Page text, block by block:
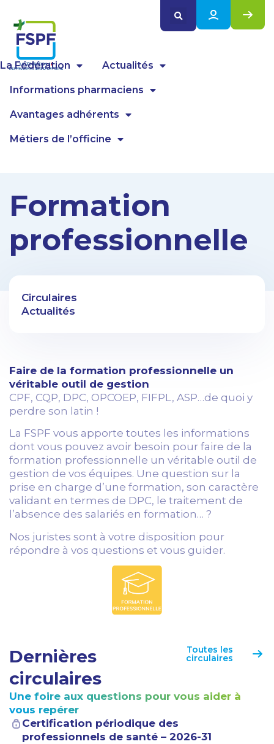
La Fédération Actualités
Informations pharmaciens
Avantages adhérents
Métiers de l’officine
Formation
professionnelle
Circulaires
Actualités
Faire de la formation professionnelle un
véritable outil de gestion
CPF, CQP, DPC, OPCOEP, FIFPL, ASP…de quoi y
perdre son latin !
La FSPF vous apporte toutes les informations
dont vous pouvez avoir besoin pour faire de la
formation professionnelle un véritable outil de
gestion de vos équipes. Une question sur la
prise en charge d’une formation, son caractère
validant en termes de DPC, le traitement de
l’absence des salariés en formation… ?
Nos juristes sont à votre disposition pour
répondre à vos questions et vous guider.
Dernières
circulaires
Toutes les
circulaires
Une foire aux questions pour vous aider à
vous repérer
Certification périodique des
professionnels de santé – 2026-31